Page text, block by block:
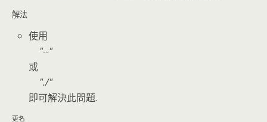
解法
使用
--
或
./
即可解決此問題.
更名